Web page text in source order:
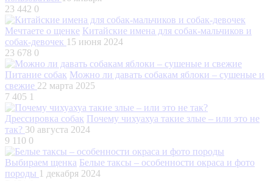
23 442 0
Мечтаете о щенке Китайские имена для собак-мальчиков и
собак-девочек 15 июня 2024
23 678 0
Питание собак Можно ли давать собакам яблоки – сушеные и
свежие 22 марта 2025
7 405 1
Дрессировка собак Почему чихуахуа такие злые – или это не
так? 30 августа 2024
9 110 0
Выбираем щенка Белые таксы – особенности окраса и фото
породы 1 декабря 2024